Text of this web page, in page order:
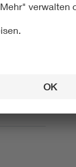
Mail